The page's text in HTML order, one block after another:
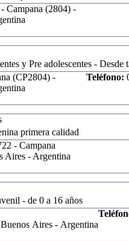
Campana (2804) -
y Pre adolescentes - Desde
(CP2804) -
Teléfono:
primera calidad
- Campana
Aires - Argentina
- de 0 a 16 años
Aires - Argentina